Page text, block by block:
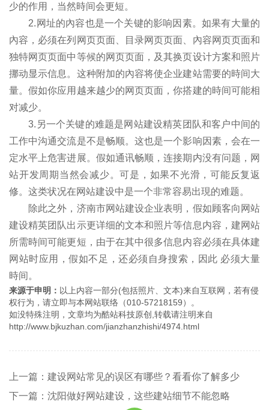
少的作用，当然時间会更短。
2.网址的內容也是一个关键的影响因素。如果有大量的
內容，必须在列网页页面、目录网页页面、內容网页页面和
独特网页页面中等候的网页页面，及其换页设计方案和照片
挪动显示信息。这种附加的內容将使企业建站需要的時间大
量。假如你应用越来越少的网页页面，你搭建的時间可能相
对减少。
3.另一个关键的难题是网站建设精英团队和客户中间的
工作中沟通交流是不是畅顺。这也是一个影响因素，会在一
定水平上危害进展。假如通讯畅顺，连接期内没有问题，网
站开发周期当然会减少。可是，如果不光滑，可能反复返
修。这类状况在网站建设中是一个非常容易出現的难题。
除此之外，济南市网站建设企业表明，假如顾客向网站
建设精英团队出示更详细的文本和照片等信息内容，建网站
所需時间可能更短，由于在其中很多信息内容必须在具体建
网站时应用，假如不足，还必须自身搜索，因此 必须大量
時间。
来源于申明： 以上内容一部分(包括照片、文本)来自互联网，若有侵
权行为，请立即与本网站联络（010-57218159）。
如没特殊注明，文章均为酷站科技原创,转载请注明来自
http://www.bjkuzhan.com/jianzhanzhishi/4974.html
上一篇：建设网站常见的误区有哪些？看看你了解多少
下一篇：沈阳做好网站建设，这些建站细节不能忽略